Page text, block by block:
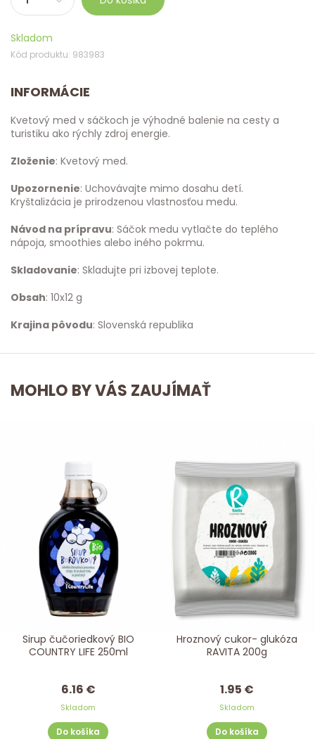
Skladom
Kód produktu: 983983
INFORMÁCIE
Kvetový med v sáčkoch je výhodné balenie na cesty a
turistiku ako rýchly zdroj energie.
Zloženie: Kvetový med.
Upozornenie: Uchovávajte mimo dosahu detí.
Kryštalizácia je prirodzenou vlastnosťou medu.
Návod na prípravu: Sáčok medu vytlačte do teplého
nápoja, smoothies alebo iného pokrmu.
Skladovanie: Skladujte pri izbovej teplote.
Obsah: 10x12 g
Krajina pôvodu: Slovenská republika
MOHLO BY VÁS ZAUJÍMAŤ
Sirup čučoriedkový BIO
COUNTRY LIFE 250ml
6.16 €
Skladom
Do košíka
Hroznový cukor- glukóza
RAVITA 200g
1.95 €
Skladom
Do košíka